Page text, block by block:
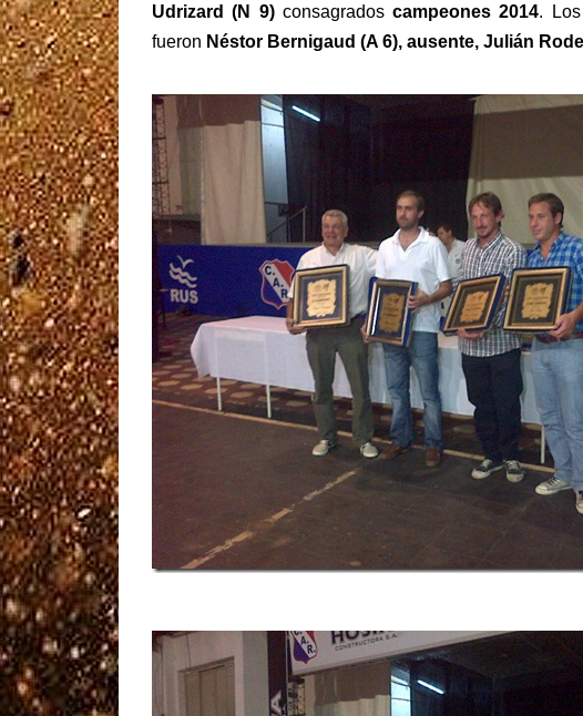
Udrizard (N 9)consagradoscampeones 2014. Los
fueron Néstor Bernigaud (A 6), ausente, Julián